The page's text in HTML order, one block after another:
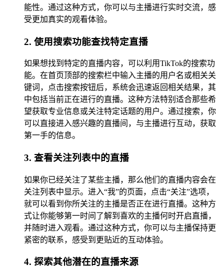
能性。通过这种方式，你可以与主播进行实时交流，感
受更加真实的观看体验。
2. 使用搜索功能查找特定直播
如果想找到特定的直播内容，可以利用TikTok的搜索功
能。在首页顶部的搜索栏中输入主播的用户名或相关关
键词，点击搜索按钮后，系统会迅速返回相关结果，其
中包括当前正在进行的直播。这种方法特别适合那些希
望获取专业信息或关注特定话题的用户。通过搜索，你
可以直接进入感兴趣的直播间，与主播进行互动，获取
第一手的信息。
3. 查看关注列表中的直播
如果你已经关注了某些主播，那么他们的直播内容会在
关注列表中显示。进入“我”的页面，点击“关注”选项，
就可以看到你所关注的主播是否正在进行直播。这种方
式让你能够第一时间了解到喜欢的主播何时开启直播，
并随时进入观看。通过这种方式，你可以与主播保持更
紧密的联系，感受到更贴近的互动体验。
4. 探索其他潜在的直播来源